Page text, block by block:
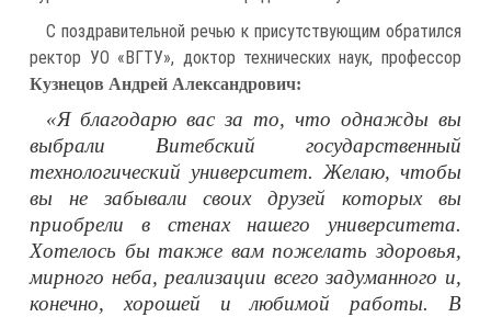
С поздравительной речью к присутствующим обратился
ректор УО «ВГТУ», доктор технических наук, профессор
Кузнецов Андрей Александрович:
«Я благодарю вас за то, что однажды вы
выбрали Витебский государственный
технологический университет. Желаю, чтобы
вы не забывали своих друзей которых вы
приобрели в стенах нашего университета.
Хотелось бы также вам пожелать здоровья,
мирного неба, реализации всего задуманного и,
конечно, хорошей и любимой работы. В